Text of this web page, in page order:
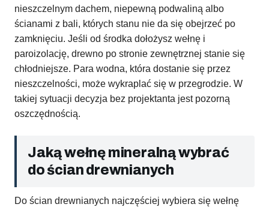
nieszczelnym dachem, niepewną podwaliną albo
ścianami z bali, których stanu nie da się obejrzeć po
zamknięciu. Jeśli od środka dołożysz wełnę i
paroizolację, drewno po stronie zewnętrznej stanie się
chłodniejsze. Para wodna, która dostanie się przez
nieszczelności, może wykraplać się w przegrodzie. W
takiej sytuacji decyzja bez projektanta jest pozorną
oszczędnością.
Jaką wełnę mineralną wybrać
do ścian drewnianych
Do ścian drewnianych najczęściej wybiera się wełnę